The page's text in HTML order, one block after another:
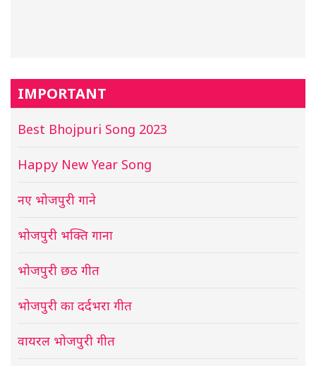
IMPORTANT
Best Bhojpuri Song 2023
Happy New Year Song
नए भोजपुरी गाने
भोजपुरी भक्ति गाना
भोजपुरी छठ गीत
भोजपुरी का दर्दभरा गीत
वायरल भोजपुरी गीत